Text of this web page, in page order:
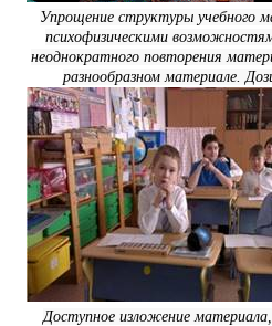
Упрощение структуры учебного
психофизическими
неоднократного повторения
разнообразном материале.
Доступное изложение